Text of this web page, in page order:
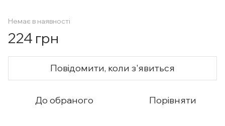
Немає в наявності
224 грн
Повідомити, коли з'явиться
До обраного Порівняти